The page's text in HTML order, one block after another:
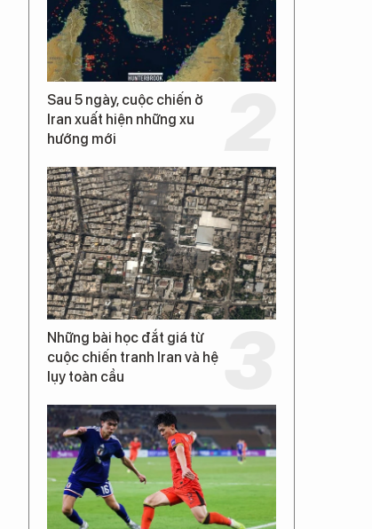
Sau 5 ngày, cuộc chiến ở
Iran xuất hiện những xu
hướng mới
Những bài học đắt giá từ
cuộc chiến tranh Iran và hệ
lụy toàn cầu